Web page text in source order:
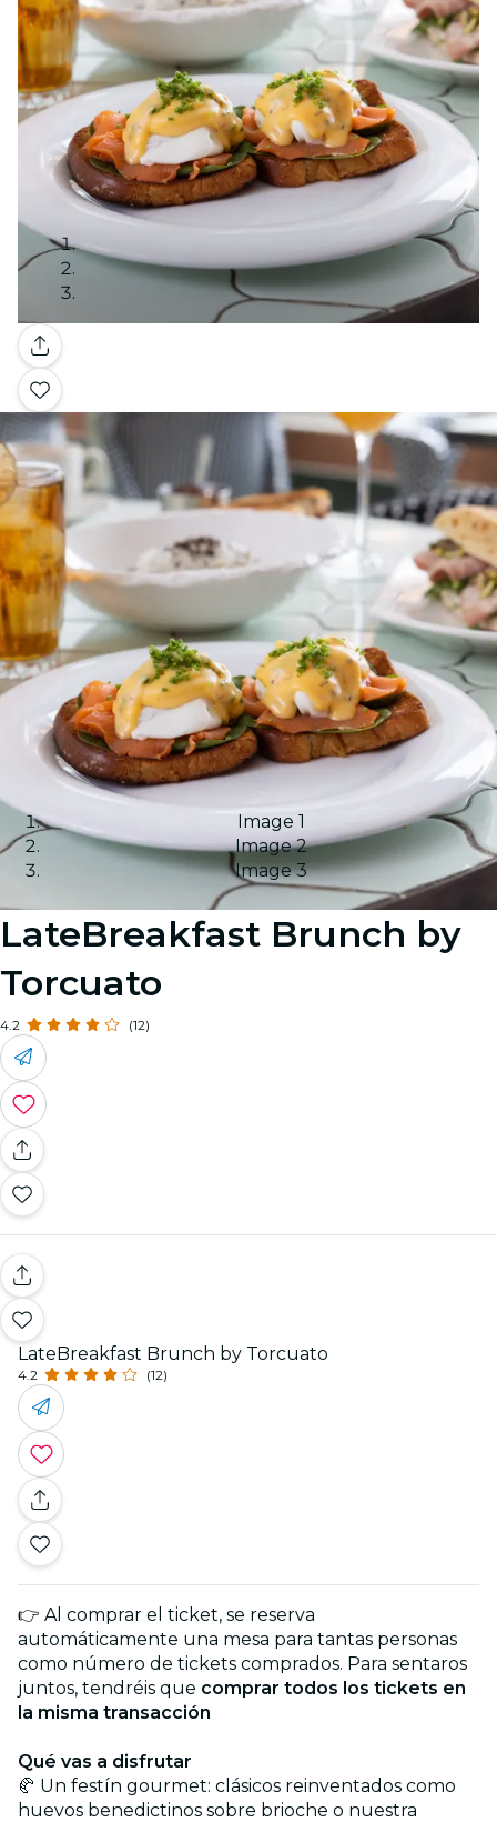
Galería
Image 1
Image 2
Image 3
LateBreakfast Brunch by
Torcuato
4.2 (12)
LateBreakfast Brunch by Torcuato
4.2 (12)
👉 Al comprar el ticket, se reserva
automáticamente una mesa para tantas personas
como número de tickets comprados. Para sentaros
juntos, tendréis que comprar todos los tickets en
la misma transacción
Qué vas a disfrutar
🥐 Un festín gourmet: clásicos reinventados como
huevos benedictinos sobre brioche o nuestra